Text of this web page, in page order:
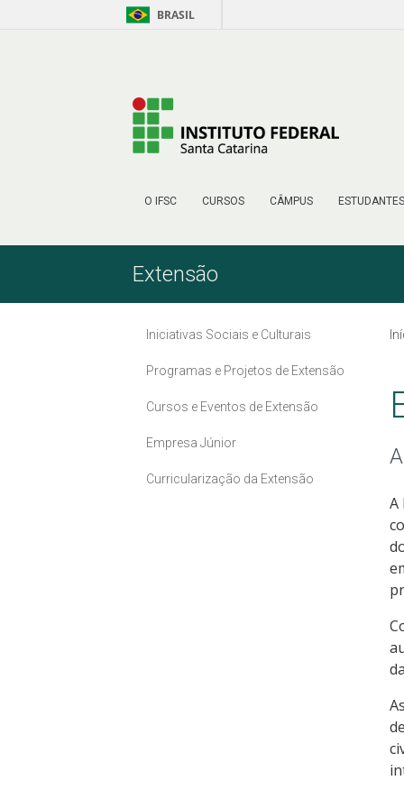
Pular para o Conteúdo BRASIL
O IFSC CURSOS CÂMPUS ESTUDANTES
Extensão
Iniciativas Sociais e Culturais
Programas e Projetos de Extensão
Cursos e Eventos de Extensão
Empresa Júnior
Curricularização da Extensão
A